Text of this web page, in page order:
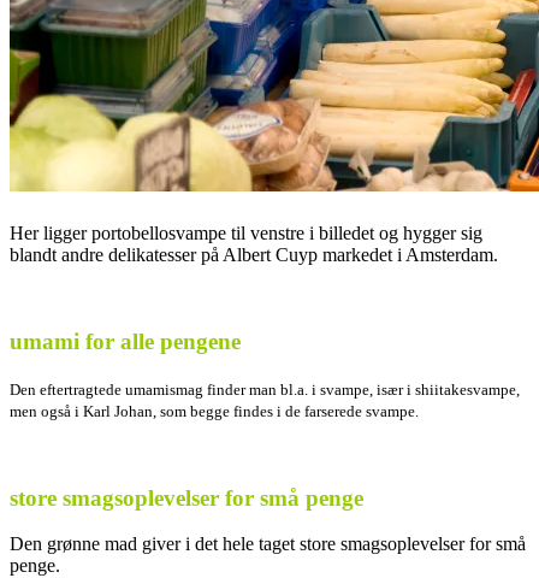
Her ligger portobellosvampe til venstre i billedet og hygger sig
blandt andre delikatesser på Albert Cuyp markedet i Amsterdam.
umami for alle pengene
Den eftertragtede umamismag finder man bl.a. i svampe, især i shiitakesvampe,
men også i Karl Johan, som begge findes i de farserede svampe.
store smagsoplevelser for små penge
Den grønne mad giver i det hele taget store smagsoplevelser for små
penge.